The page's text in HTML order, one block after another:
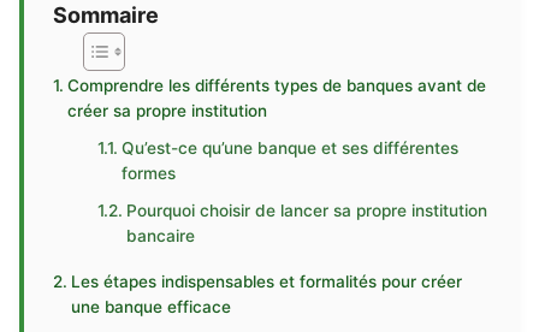
Sommaire
Comprendre les différents types de banques avant de
créer sa propre institution
Qu’est-ce qu’une banque et ses différentes
formes
Pourquoi choisir de lancer sa propre institution
bancaire
Les étapes indispensables et formalités pour créer
une banque efficace